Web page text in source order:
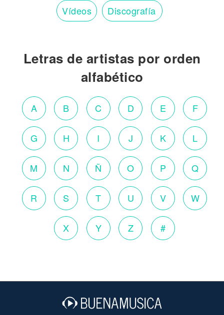
Vídeos Discografía
Letras de artistas por orden
alfabético
A B C D E F
G H I J K L
M N Ñ O P Q
R S T U V W
X Y Z #